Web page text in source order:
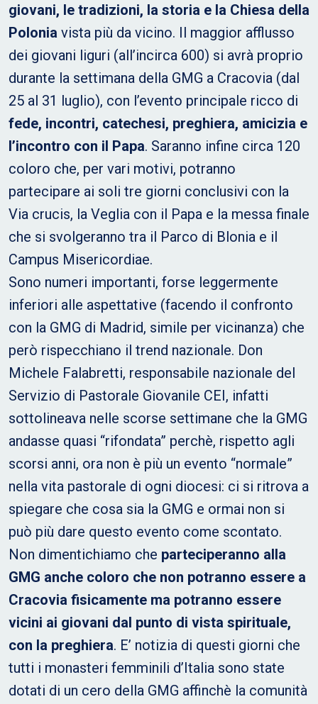
giovani, le tradizioni, la storia e la Chiesa della
Polonia vista più da vicino. Il maggior afflusso
dei giovani liguri (all’incirca 600) si avrà proprio
durante la settimana della GMG a Cracovia (dal
25 al 31 luglio), con l’evento principale ricco di
fede, incontri, catechesi, preghiera, amicizia e
l’incontro con il Papa. Saranno infine circa 120
coloro che, per vari motivi, potranno
partecipare ai soli tre giorni conclusivi con la
Via crucis, la Veglia con il Papa e la messa finale
che si svolgeranno tra il Parco di Blonia e il
Campus Misericordiae.
Sono numeri importanti, forse leggermente
inferiori alle aspettative (facendo il confronto
con la GMG di Madrid, simile per vicinanza) che
però rispecchiano il trend nazionale. Don
Michele Falabretti, responsabile nazionale del
Servizio di Pastorale Giovanile CEI, infatti
sottolineava nelle scorse settimane che la GMG
andasse quasi “rifondata” perchè, rispetto agli
scorsi anni, ora non è più un evento “normale”
nella vita pastorale di ogni diocesi: ci si ritrova a
spiegare che cosa sia la GMG e ormai non si
può più dare questo evento come scontato.
Non dimentichiamo che parteciperanno alla
GMG anche coloro che non potranno essere a
Cracovia fisicamente ma potranno essere
vicini ai giovani dal punto di vista spirituale,
con la preghiera. E’ notizia di questi giorni che
tutti i monasteri femminili d’Italia sono state
dotati di un cero della GMG affinchè la comunità